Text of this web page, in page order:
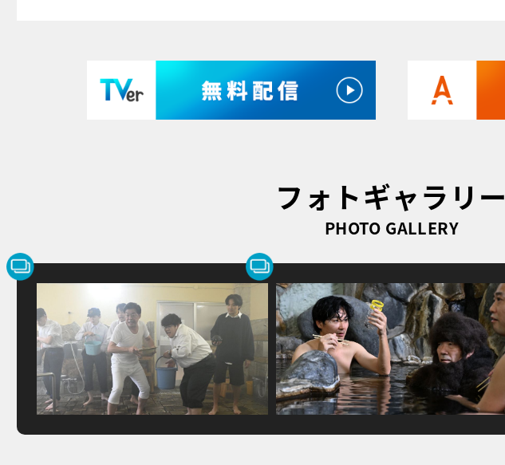
フォトギャラリー
PHOTO GALLERY